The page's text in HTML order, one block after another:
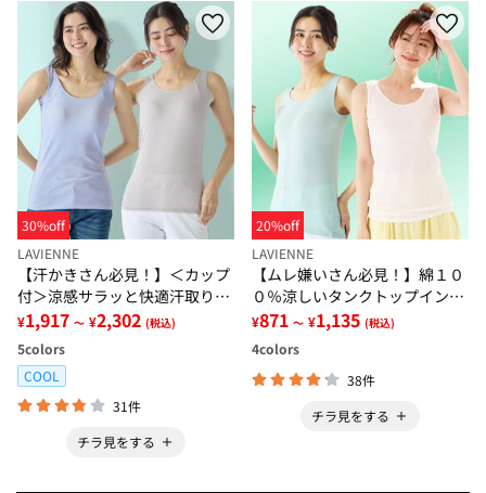
30%off
LAVIENNE
【汗かきさん必見！】＜カップ
付＞涼感サラッと快適汗取りタ
ンクトップインナー＜さらりラ
ボ＞
¥1,917 ～ ¥2,302 (税込)
5colors
COOL
31件
チラ見をする
20%off
LAVIENNE
【ムレ嫌いさん必見！】綿１０
０％涼しいタンクトップインナ
ー＜さらりラボ＞
¥871 ～ ¥1,135 (税込)
4colors
38件
チラ見をする